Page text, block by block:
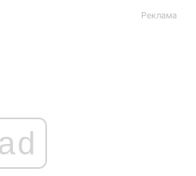
Реклама
ad